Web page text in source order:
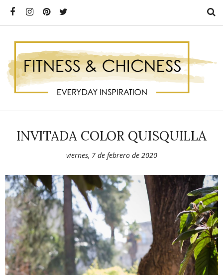
INVITADA COLOR QUISQUILLA
viernes, 7 de febrero de 2020